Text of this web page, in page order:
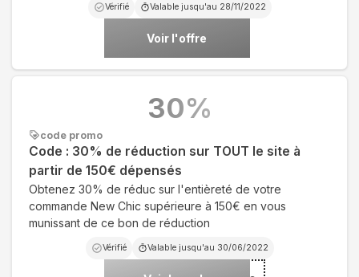
Vérifié Valable jusqu'au 28/11/2022
Voir l'offre
code promo
Code : 30% de réduction sur TOUT le site à
partir de 150€ dépensés
Obtenez 30% de réduc sur l'entièreté de votre
commande New Chic supérieure à 150€ en vous
munissant de ce bon de réduction
Vérifié Valable jusqu'au 30/06/2022
30%